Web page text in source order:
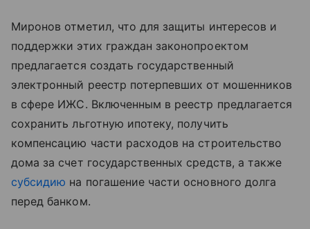
Миронов отметил, что для защиты интересов и
поддержки этих граждан законопроектом
предлагается создать государственный
электронный реестр потерпевших от мошенников
в сфере ИЖС. Включенным в реестр предлагается
сохранить льготную ипотеку, получить
компенсацию части расходов на строительство
дома за счет государственных средств, а также
субсидию на погашение части основного долга
перед банком.